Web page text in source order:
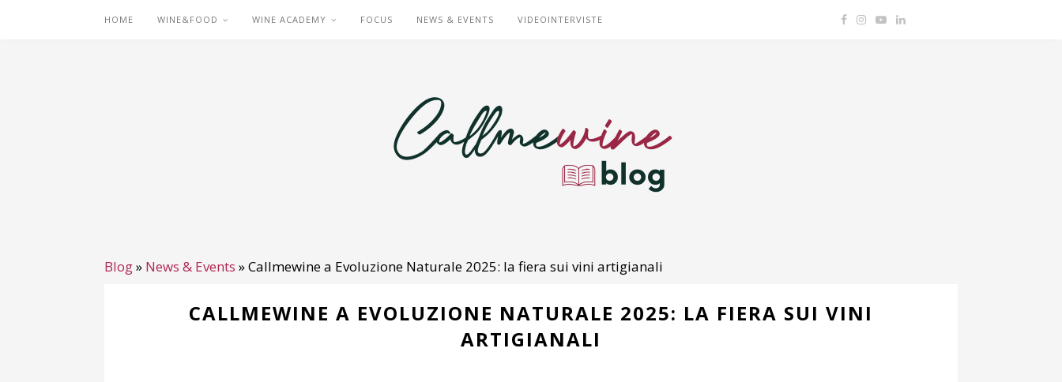
HOME WINE&FOOD WINE ACADEMY FOCUS NEWS & EVENTS VIDEOINTERVISTE
Blog» News & Events »Callmewine a Evoluzione Naturale 2025: la fiera sui vini artigianali
CALLMEWINE A EVOLUZIONE NATURALE 2025: LA FIERA SUI VINI
ARTIGIANALI